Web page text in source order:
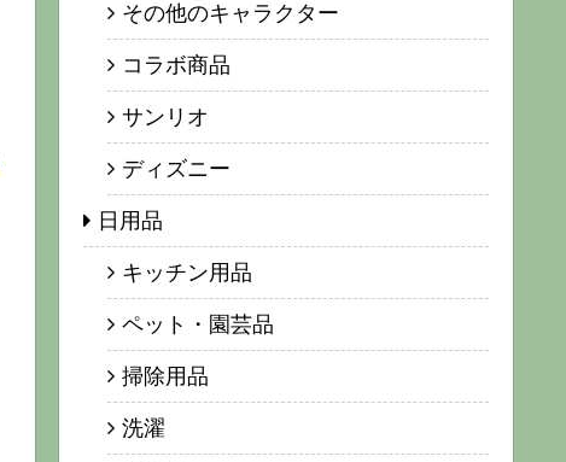
その他のキャラクター
コラボ商品
サンリオ
ディズニー
日用品
キッチン用品
ペット・園芸品
掃除用品
洗濯